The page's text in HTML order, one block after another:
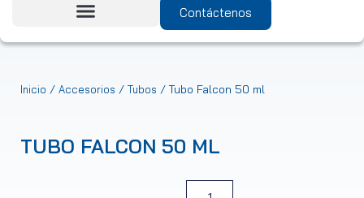
Contáctenos
Inicio / Accesorios / Tubos / Tubo Falcon 50 ml
TUBO FALCON 50 ML